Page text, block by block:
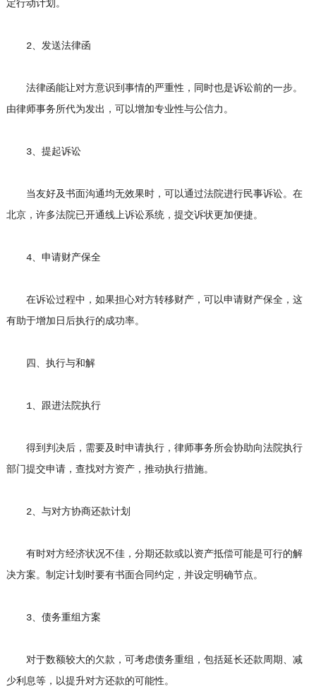
定行动计划。
2、发送法律函
法律函能让对方意识到事情的严重性，同时也是诉讼前的一步。
由律师事务所代为发出，可以增加专业性与公信力。
3、提起诉讼
当友好及书面沟通均无效果时，可以通过法院进行民事诉讼。在
北京，许多法院已开通线上诉讼系统，提交诉状更加便捷。
4、申请财产保全
在诉讼过程中，如果担心对方转移财产，可以申请财产保全，这
有助于增加日后执行的成功率。
四、执行与和解
1、跟进法院执行
得到判决后，需要及时申请执行，律师事务所会协助向法院执行
部门提交申请，查找对方资产，推动执行措施。
2、与对方协商还款计划
有时对方经济状况不佳，分期还款或以资产抵偿可能是可行的解
决方案。制定计划时要有书面合同约定，并设定明确节点。
3、债务重组方案
对于数额较大的欠款，可考虑债务重组，包括延长还款周期、减
少利息等，以提升对方还款的可能性。